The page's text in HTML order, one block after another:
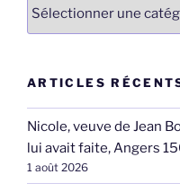
Catégories
ARTICLES
Nicole, veuve de Jean
lui avait faite, Angers
1 août 2026